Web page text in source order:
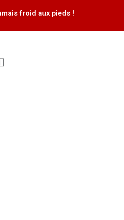
froid aux pieds !
Menu